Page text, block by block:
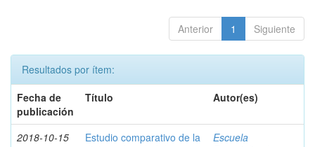
Anterior 1 Siguiente
Resultados por ítem:
Fecha de
publicación
Título Autor(es)
2018-10-15
Estudio comparativo de la
Escuela